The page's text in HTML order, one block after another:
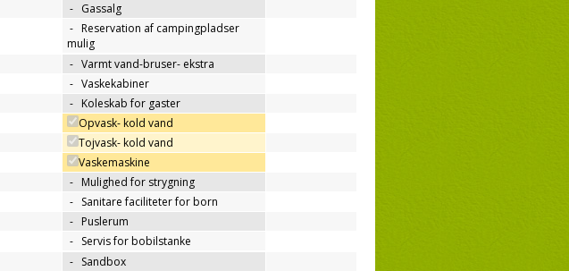
- Gassalg
- Reservation af campingpladser
mulig
- Varmt vand-bruser- ekstra
- Vaskekabiner
- Koleskab for gaster
Opvask- kold vand
Tojvask- kold vand
Vaskemaskine
- Mulighed for strygning
- Sanitare faciliteter for born
- Puslerum
- Servis for bobilstanke
- Sandbox